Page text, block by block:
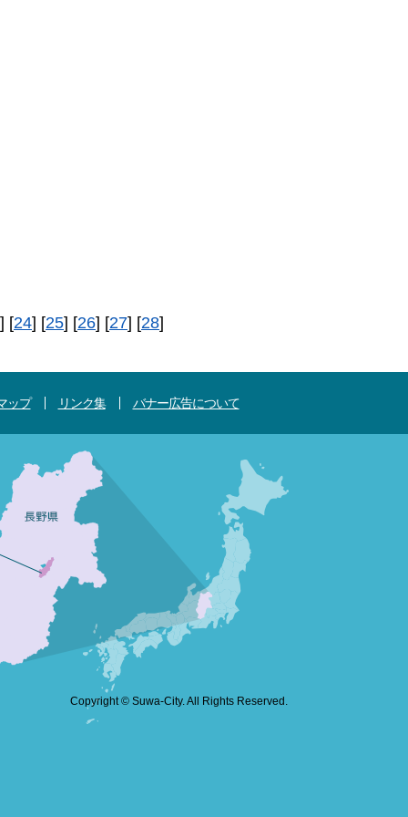
] [24] [25] [26] [27] [28]
ップ リンク集 バナー広告について
Copyright © Suwa-City. All Rights Reserved.